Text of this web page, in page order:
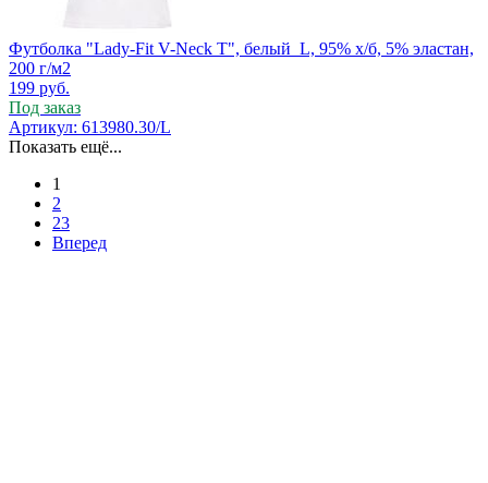
Футболка "Lady-Fit V-Neck T", белый_L, 95% х/б, 5% эластан,
200 г/м2
199 руб.
Под заказ
Артикул: 613980.30/L
Показать ещё...
1
2
23
Вперед